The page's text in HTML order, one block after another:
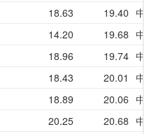
18.63 19.40 中
14.20 19.68 中
18.96 19.74 中
18.43 20.01
中
18.89 20.06 中
20.25 20.68 中